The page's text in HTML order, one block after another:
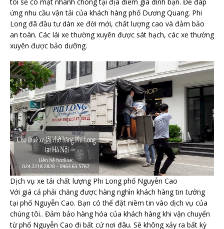
ứng nhu cầu vận tải của khách hàng phố Dương Quang. Phi
Long đã đầu tư dàn xe đời mới, chất lượng cao và đảm bảo
an toàn. Các lái xe thường xuyên được sát hạch, các xe thường
xuyên được bảo dưỡng.
Dịch vụ xe tải chất lượng Phi Long phố Nguyễn Cao
Với giá cả phải chăng được hàng nghìn khách hàng tin tưởng
tại phố Nguyễn Cao. Bạn có thể đặt niềm tin vào dịch vụ của
chúng tôi.. Đảm bảo hàng hóa của khách hàng khi vận chuyển
từ phố Nguyễn Cao đi bất cứ nơi đâu. Sẽ không xảy ra bất kỳ